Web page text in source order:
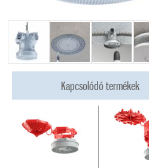
Kapcsolódó termékek